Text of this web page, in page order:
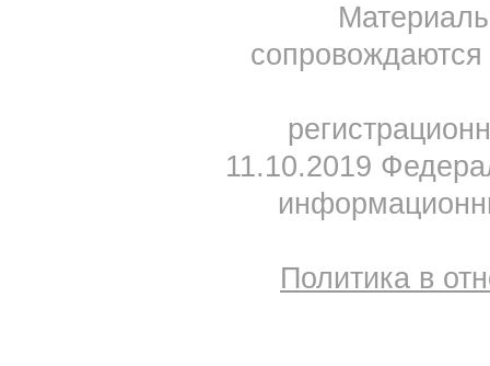
11.10.2019
Политика в